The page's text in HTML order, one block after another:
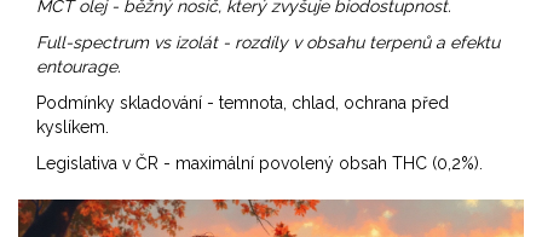
MCT olej- běžný nosič, který zvyšuje biodostupnost.
Full-spectrum vs izolát- rozdíly v obsahu terpenů a efektu
entourage.
Podmínky skladování - temnota, chlad, ochrana před
kyslíkem.
Legislativa v ČR - maximální povolený obsah THC (0,2%).